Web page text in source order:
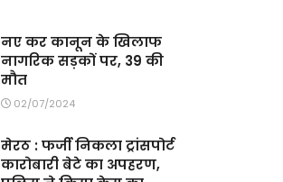
नए कर कानून के खिलाफ
नागरिक सड़कों पर, 39 की
मौत
02/07/2024
मेरठ : फर्जी निकला ट्रांसपोर्ट
कारोबारी बेटे का अपहरण,